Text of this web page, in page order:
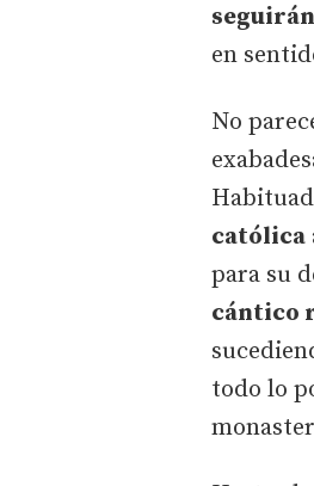
en
No
católica
para su
cántico
todo lo